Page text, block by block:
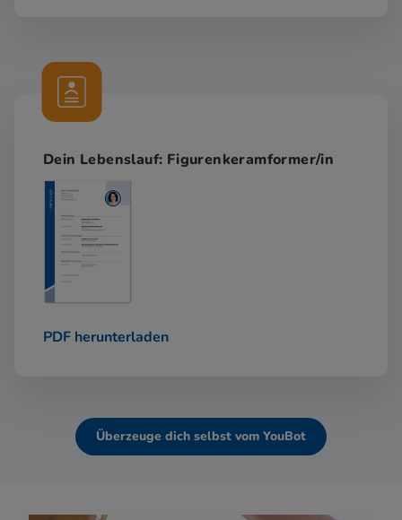
Dein Lebenslauf: Figurenkeramformer/in
PDF herunterladen
Überzeuge dich selbst vom YouBot